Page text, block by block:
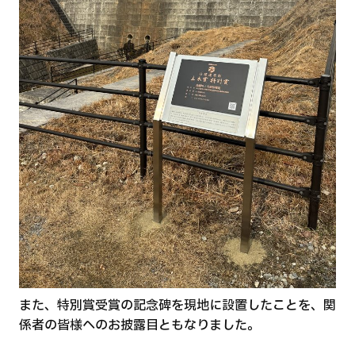
また、特別賞受賞の記念碑を現地に設置したことを、関
係者の皆様へのお披露目ともなりました。